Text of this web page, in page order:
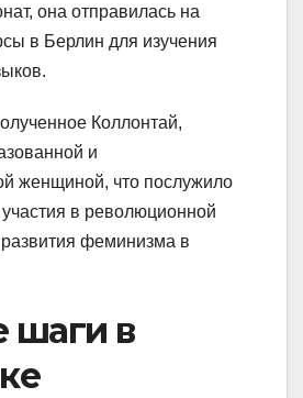
она отправилась на
в Берлин для изучения
Коллонтай,
и
женщиной, что послужило
в революционной
развития феминизма в
шаги в